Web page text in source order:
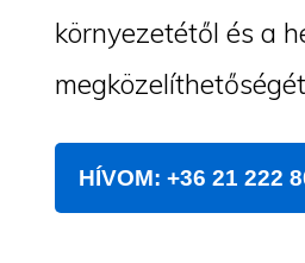
környezetétől és a
HÍVOM: +36 21 222